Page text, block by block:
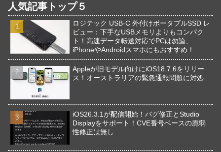
人気記事トップ５
ロジテック USB-C 外付けポータブルSSD レ
ビュー：下手なUSBメモリよりもコンパク
ト！高速データ転送対応でPCは勿論、
iPhoneやAndroidスマホにもおすすめ！
Appleが旧モデル向けにiOS18.7.6をリリー
ス！オーストラリアの緊急通報問題に対処
iOS26.3.1が配信開始！バグ修正とStudio
Displayをサポート！CVE番号ベースの脆弱
性修正は無し